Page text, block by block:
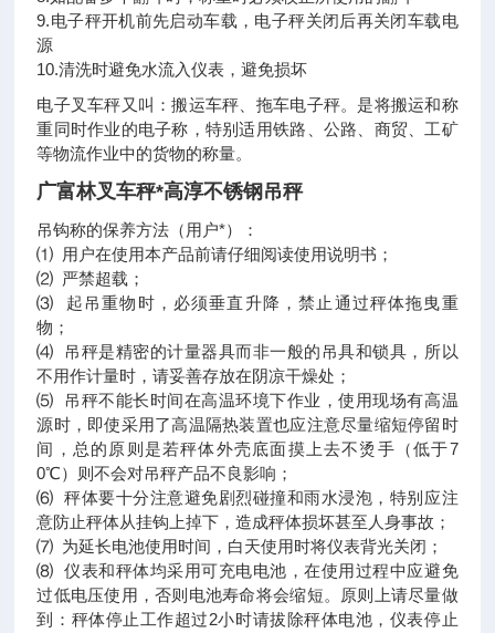
9.电子秤开机前先启动车载，电子秤关闭后再关闭车载电
源
10.清洗时避免水流入仪表，避免损坏
电子叉车秤又叫：搬运车秤、拖车电子秤。是将搬运和称
重同时作业的电子称，特别适用铁路、公路、商贸、工矿
等物流作业中的货物的称量。
广富林叉车秤*高淳不锈钢吊秤
吊钩称的保养方法（用户*）：
⑴ 用户在使用本产品前请仔细阅读使用说明书；
⑵ 严禁超载；
⑶ 起吊重物时，必须垂直升降，禁止通过秤体拖曳重
物；
⑷ 吊秤是精密的计量器具而非一般的吊具和锁具，所以
不用作计量时，请妥善存放在阴凉干燥处；
⑸ 吊秤不能长时间在高温环境下作业，使用现场有高温
源时，即使采用了高温隔热装置也应注意尽量缩短停留时
间，总的原则是若秤体外壳底面摸上去不烫手（低于7
0℃）则不会对吊秤产品不良影响；
⑹ 秤体要十分注意避免剧烈碰撞和雨水浸泡，特别应注
意防止秤体从挂钩上掉下，造成秤体损坏甚至人身事故；
⑺ 为延长电池使用时间，白天使用时将仪表背光关闭；
⑻ 仪表和秤体均采用可充电电池，在使用过程中应避免
过低电压使用，否则电池寿命将会缩短。原则上请尽量做
到：秤体停止工作超过2小时请拔除秤体电池，仪表停止